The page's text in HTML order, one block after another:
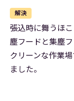
解決
張込時に舞うほ
塵フードと集塵
クリーンな作業
ました。